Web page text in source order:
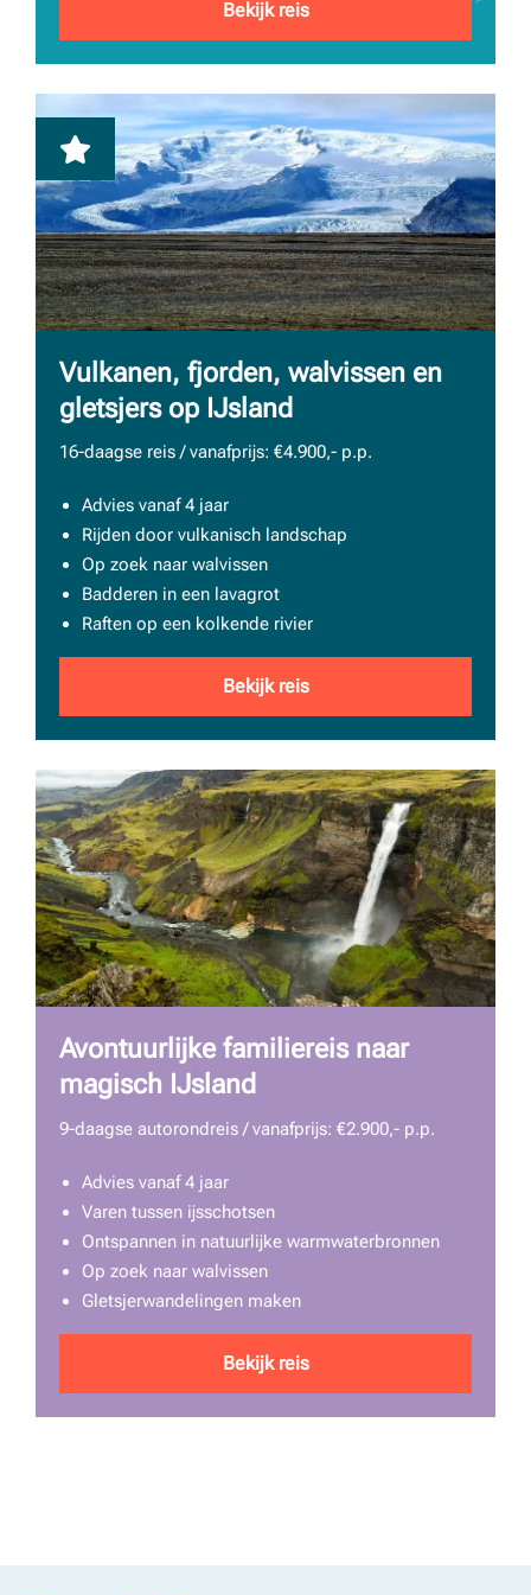
Bekijk reis
Vulkanen, fjorden, walvissen en
gletsjers op IJsland
16-daagse reis / vanafprijs: €4.900,- p.p.
Advies vanaf 4 jaar
Rijden door vulkanisch landschap
Op zoek naar walvissen
Badderen in een lavagrot
Raften op een kolkende rivier
Bekijk reis
Avontuurlijke familiereis naar
magisch IJsland
9-daagse autorondreis / vanafprijs: €2.900,- p.p.
Advies vanaf 4 jaar
Varen tussen ijsschotsen
Ontspannen in natuurlijke warmwaterbronnen
Op zoek naar walvissen
Gletsjerwandelingen maken
Bekijk reis